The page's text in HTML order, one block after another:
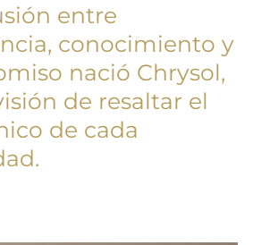
entre
conocimiento y
nació Chrysol,
de resaltar el
de cada